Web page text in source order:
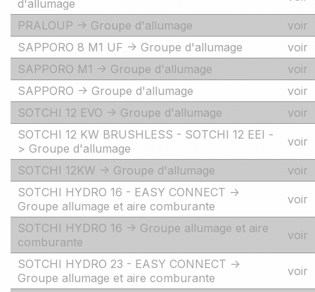
d'allumage
PRALOUP -> Groupe d'allumage
voir
SAPPORO 8 M1 UF -> Groupe d'allumage
voir
SAPPORO M1 -> Groupe d'allumage
voir
SAPPORO -> Groupe d'allumage
voir
SOTCHI 12 EVO -> Groupe d'allumage
voir
SOTCHI 12 KW BRUSHLESS - SOTCHI 12 EEI -
> Groupe d'allumage
voir
SOTCHI 12KW -> Groupe d'allumage
voir
SOTCHI HYDRO 16 - EASY CONNECT ->
Groupe allumage et aire comburante
voir
SOTCHI HYDRO 16 -> Groupe allumage et aire
comburante
voir
SOTCHI HYDRO 23 - EASY CONNECT ->
Groupe allumage et aire comburante
voir